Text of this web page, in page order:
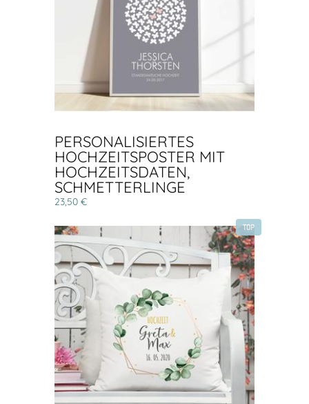
PERSONALISIERTES
HOCHZEITSPOSTER MIT
HOCHZEITSDATEN,
SCHMETTERLINGE
23,50 €
TOP